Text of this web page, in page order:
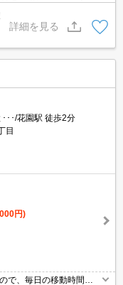
ンターホン・オートロッ
おります。共用部には
サービスが揃っているの
詳細を見る
･･/花園駅 徒歩2分
目
円)
で、毎日の移動時間を